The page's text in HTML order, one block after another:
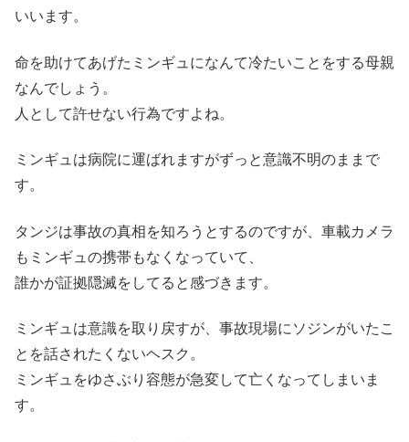
いいます。
命を助けてあげたミンギュになんて冷たいことをする母親
なんでしょう。
人として許せない行為ですよね。
ミンギュは病院に運ばれますがずっと意識不明のままで
す。
タンジは事故の真相を知ろうとするのですが、車載カメラ
もミンギュの携帯もなくなっていて、
誰かが証拠隠滅をしてると感づきます。
ミンギュは意識を取り戻すが、事故現場にソジンがいたこ
とを話されたくないヘスク。
ミンギュをゆさぶり容態が急変して亡くなってしまいま
す。